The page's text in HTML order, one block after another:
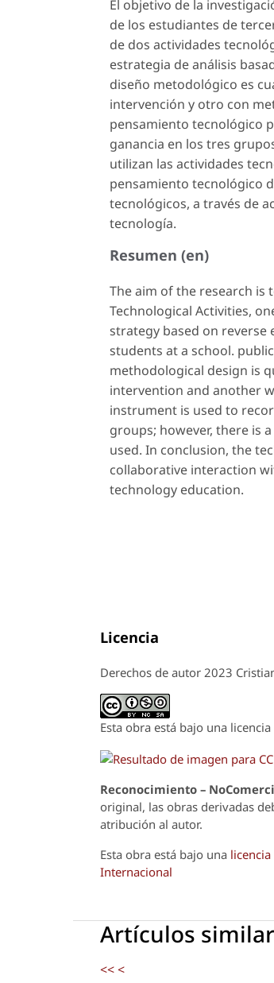
El objetivo de la
de los estudiantes de
de dos actividades
estrategia de análisis
diseño metodológico es
intervención y otro con
pensamiento tecnológico
ganancia en los tres
utilizan las actividades
pensamiento tecnológico
tecnológicos, a través de
tecnología.
Resumen (en)
The aim of the research
Technological Activities,
strategy based on
students at a school.
methodological design is
intervention and another
instrument is used to
groups; however, there is
used. In conclusion, the
collaborative interaction
technology education.
Licencia
Derechos de autor 2023
Esta obra está bajo una
Reconocimiento –
original, las obras derivadas
atribución al autor.
Esta obra está bajo una
Internacional
Artículos
<<<